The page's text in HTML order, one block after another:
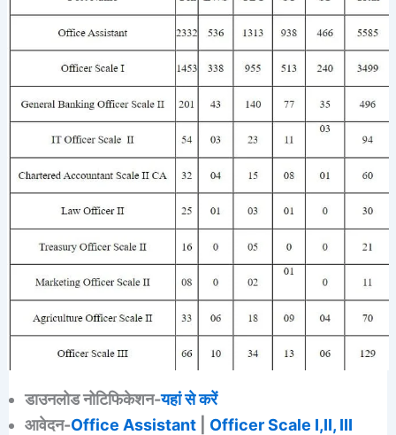
डाउनलोड नोटिफिकेशन-यहां से करें
आवेदन-Office Assistant Officer Scale I,II, III